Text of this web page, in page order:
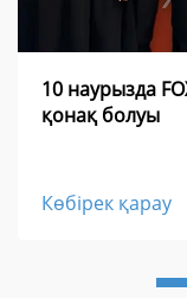
10 наурызда
қонақ болуы
Көбірек қарау